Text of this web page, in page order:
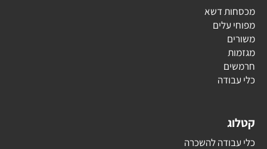
מכסחות דשא
מפוחי עלים
משורים
מגזמות
חרמשים
כלי עבודה
קטלוג
כלי עבודה להשכרה